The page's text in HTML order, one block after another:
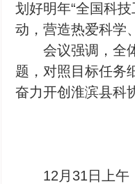
划好明年“全国科
动，营造热爱科学
会议强调，全
题，对照目标任务
奋力开创淮滨县科
12月31日上午